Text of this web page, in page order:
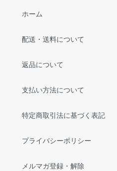
ホーム
配送・送料について
返品について
支払い方法について
特定商取引法に基づく表記
プライバシーポリシー
メルマガ登録・解除